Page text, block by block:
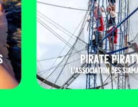
PIRATE
L'ASSOCIATION DES